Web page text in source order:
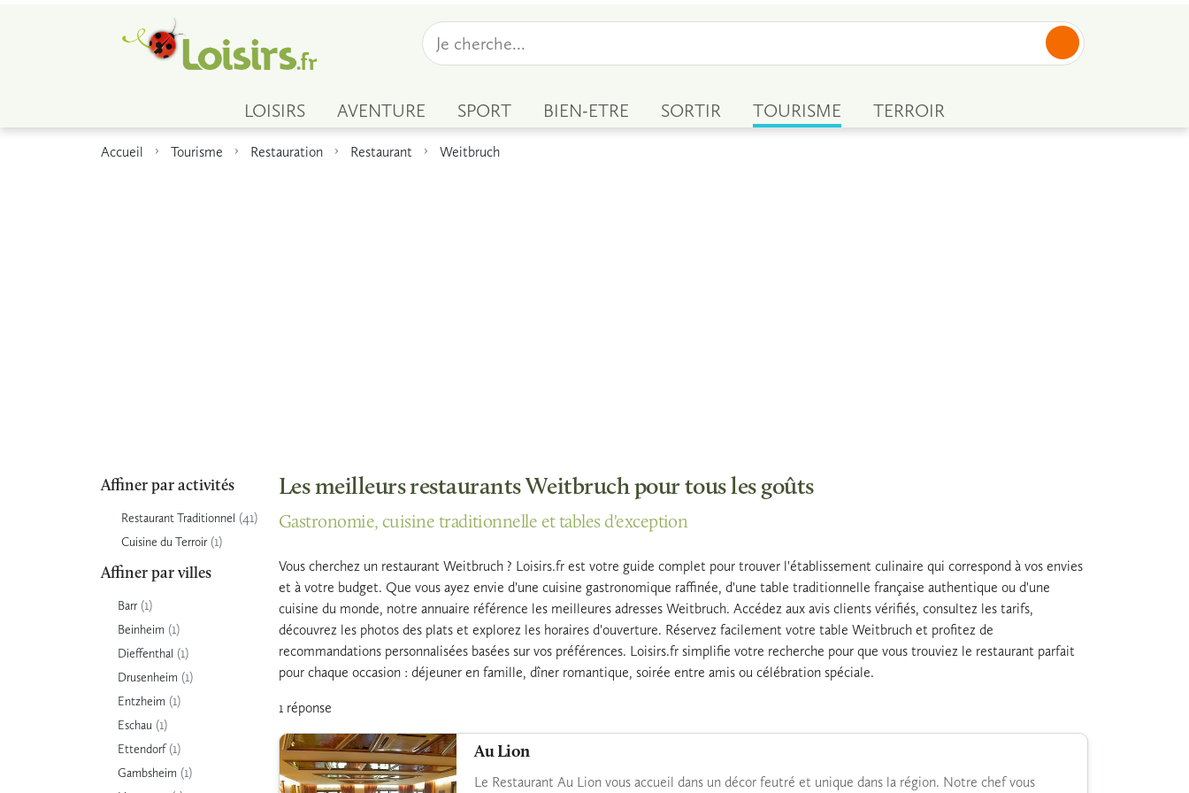
LOISIRS AVENTURE SPORT BIEN-ETRE SORTIR TOURISME TERROIR
Accueil Tourisme Restauration Restaurant Weitbruch
Affiner par activités
Restaurant Traditionnel (41)
Cuisine du Terroir(1)
Affiner par villes
Barr(1)
Beinheim (1)
Dieffenthal (1)
Drusenheim (1)
Entzheim (1)
Eschau (1)
Ettendorf(1)
Gambsheim (1)
Les meilleurs restaurants Weitbruch pour tous les goûts
Gastronomie, cuisine traditionnelle et tables d'exception
Vous cherchez un restaurant Weitbruch ? Loisirs.fr est votre guide complet pour trouver l'établissement culinaire qui correspond à vos envies
et à votre budget. Que vous ayez envie d'une cuisine gastronomique raffinée, d'une table traditionnelle française authentique ou d'une
cuisine du monde, notre annuaire référence les meilleures adresses Weitbruch. Accédez aux avis clients vérifiés, consultez les tarifs,
découvrez les photos des plats et explorez les horaires d'ouverture. Réservez facilement votre table Weitbruch et profitez de
recommandations personnalisées basées sur vos préférences. Loisirs.fr simplifie votre recherche pour que vous trouviez le restaurant parfait
pour chaque occasion : déjeuner en famille, dîner romantique, soirée entre amis ou célébration spéciale.
1 réponse
Au Lion
Le Restaurant Au Lion vous accueil dans un décor feutré et unique dans la région. Notre chef vous